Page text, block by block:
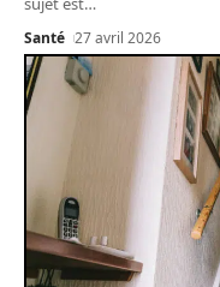
Santé 27 avril 2026